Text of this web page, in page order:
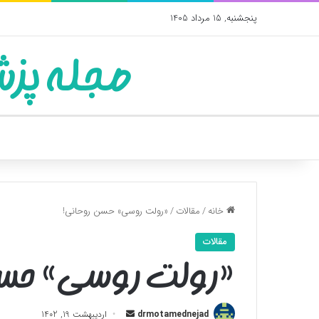
پنجشنبه, 15 مرداد 1405
مجله
خانه/مقالات/«رولت روسی» حسن روحانی!
مقالات
«رولت روسی»
drmotamednejad
ارسال اردیبهشت 19, 1402